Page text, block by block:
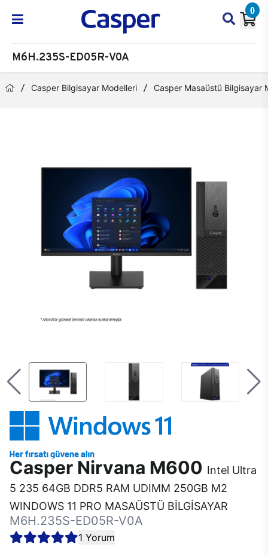
0
M6H.235S-ED05R-V0A
Casper Bilgisayar Modelleri Casper Masaüstü Bilgisayar
Casper Nirvana M600 Intel Ultra
5 235 64GB DDR5 RAM UDIMM 250GB M2
WINDOWS 11 PRO MASAÜSTÜ BİLGİSAYAR
M6H.235S-ED05R-V0A
1 Yorum